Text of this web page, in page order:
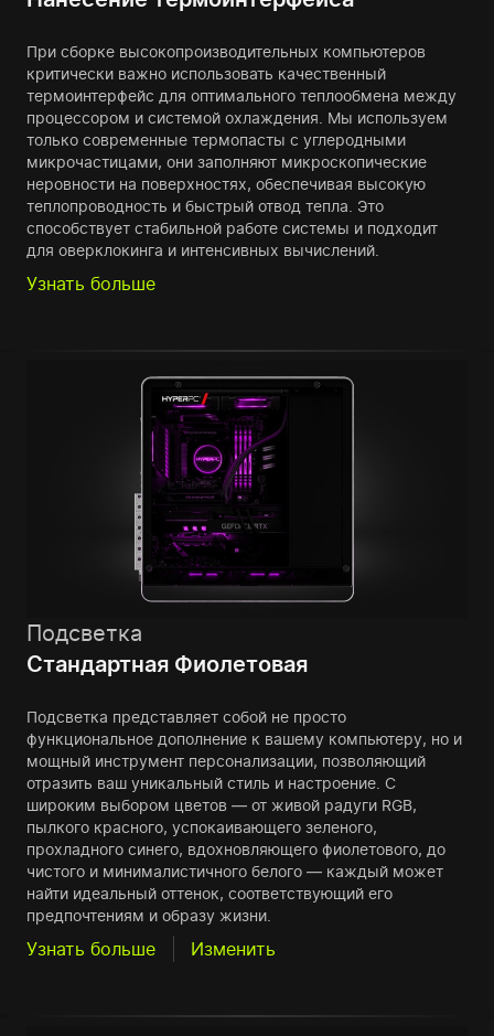
При сборке высокопроизводительных компьютеров
критически важно использовать качественный
термоинтерфейс для оптимального теплообмена между
процессором и системой охлаждения. Мы используем
только современные термопасты с углеродными
микрочастицами, они заполняют микроскопические
неровности на поверхностях, обеспечивая высокую
теплопроводность и быстрый отвод тепла. Это
способствует стабильной работе системы и подходит
для оверклокинга и интенсивных вычислений.
Узнать больше
Подсветка
Стандартная Фиолетовая
Подсветка представляет собой не просто
функциональное дополнение к вашему компьютеру, но и
мощный инструмент персонализации, позволяющий
отразить ваш уникальный стиль и настроение. С
широким выбором цветов — от живой радуги RGB,
пылкого красного, успокаивающего зеленого,
прохладного синего, вдохновляющего фиолетового, до
чистого и минималистичного белого — каждый может
найти идеальный оттенок, соответствующий его
предпочтениям и образу жизни.
Узнать больше Изменить